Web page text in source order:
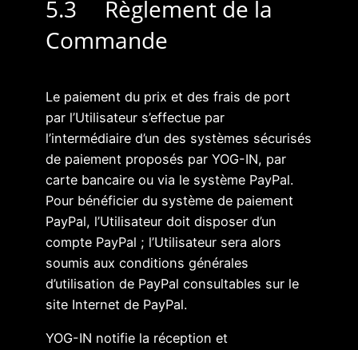
5.3 Règlement de la
Commande
Le paiement du prix et des frais de port
par l’Utilisateur s’effectue par
l’intermédiaire d’un des systèmes sécurisés
de paiement proposés par YOG-IN, par
carte bancaire ou via le système PayPal.
Pour bénéficier du système de paiement
PayPal, l’Utilisateur doit disposer d’un
compte PayPal ; l’Utilisateur sera alors
soumis aux conditions générales
d’utilisation de PayPal consultables sur le
site Internet de PayPal.
YOG-IN notifie la réception et